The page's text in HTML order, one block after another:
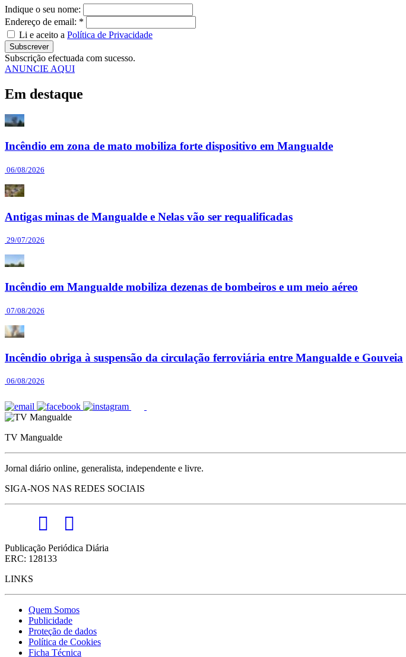
Indique o seu nome:
Endereço de email: *
Li e aceito a Política de Privacidade
Subscrever
Subscrição efectuada com sucesso.
ANUNCIE AQUI
Em destaque
Incêndio em zona de mato mobiliza forte dispositivo em Mangualde
06/08/2026
Antigas minas de Mangualde e Nelas vão ser requalificadas
29/07/2026
Incêndio em Mangualde mobiliza dezenas de bombeiros e um meio aéreo
07/08/2026
Incêndio obriga à suspensão da circulação ferroviária entre Mangualde e Gouveia
06/08/2026
TV Mangualde
Jornal diário online, generalista, independente e livre.
SIGA-NOS NAS REDES SOCIAIS
Publicação Periódica Diária
ERC: 128133
LINKS
Quem Somos
Publicidade
Proteção de dados
Política de Cookies
Ficha Técnica